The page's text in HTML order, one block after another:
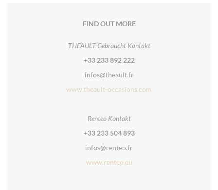
FIND OUT MORE
THEAULT Gebraucht Kontakt
+33 233 892 222
infos@theault.fr
www.theault-occasions.com
Renteo Kontakt
+33 233 504 893
infos@renteo.fr
www.renteo.eu